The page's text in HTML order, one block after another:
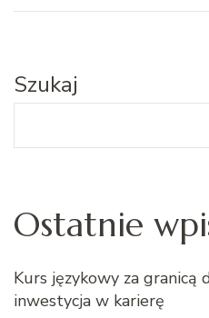
Szukaj
Ostatnie
Kurs językowy za granicą
inwestycja w karierę